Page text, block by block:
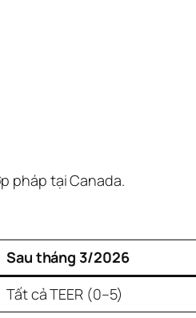
pháp tại Canada.
Sau tháng 3/2026
Tất cả TEER (0–5)